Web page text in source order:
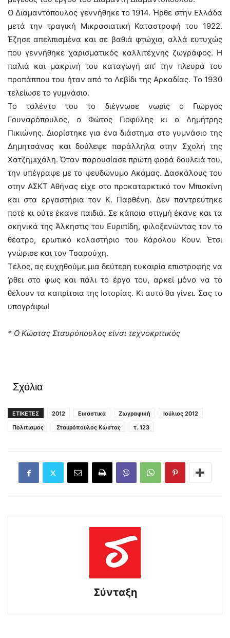
Ο Διαμαντόπουλος γεννήθηκε το 1914. Ήρθε στην Ελλάδα
μετά την τραγική Μικρασιατική Καταστροφή του 1922.
Έζησε απελπισμένα και σε βαθιά φτώχια, αλλά ευτυχώς
που γεννήθηκε χαρισματικός καλλιτέχνης ζωγράφος. Η
παλιά και μακρινή του καταγωγή απ’ την πλευρά του
προπάππου του ήταν από το Λεβίδι της Αρκαδίας. Το 1930
τελείωσε το γυμνάσιο.
Το ταλέντο του το διέγνωσε νωρίς ο Γιώργος
Γουναρόπουλος, ο Φώτος Γιοφύλης κι ο Δημήτρης
Πικιώνης. Διορίστηκε για ένα διάστημα στο γυμνάσιο της
Δημητσάνας και δούλεψε παράλληλα στην Σχολή της
Χατζημιχάλη. Όταν παρουσίασε πρώτη φορά δουλειά του,
την υπέγραψε με το ψευδώνυμο Ακάμας. Δασκάλους του
στην ΑΣΚΤ Αθήνας είχε στο προκαταρκτικό τον Μπισκίνη
και στα εργαστήρια τον Κ. Παρθένη. Δεν παντρεύτηκε
ποτέ κι ούτε έκανε παιδιά. Σε κάποια στιγμή έκανε και τα
σκηνικά της Άλκηστις του Ευριπίδη, φιλοξενώντας τον το
θέατρο, ερωτικό κολαστήριο του Κάρολου Κουν. Έτσι
γνώρισε και τον Τσαρούχη.
Τέλος, ας ευχηθούμε μια δεύτερη ευκαιρία επιστροφής να
’ρθει στο φως και πάλι το έργο του, αρκεί μόνο να το
θέλουν τα καπρίτσια της Ιστορίας. Κι αυτό θα γίνει. Σας το
υπογράφω!
* Ο Κώστας Σταυρόπουλος είναι τεχνοκριτικός
Σχόλια
ΕΤΙΚΕΤΕΣ 2012 Εικαστικά Ζωγραφική
Ιούλιος 2012
Πολιτισμος
Σταυρόπουλος Κώστας τ. 123
Σύνταξη